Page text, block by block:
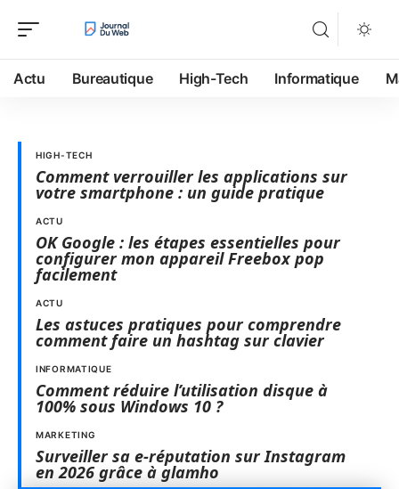
Actu Bureautique High-Tech Informatique
HIGH-TECH
Comment verrouiller les applications sur
votre smartphone : un guide pratique
ACTU
OK Google : les étapes essentielles pour
configurer mon appareil Freebox pop
facilement
ACTU
Les astuces pratiques pour comprendre
comment faire un hashtag sur clavier
INFORMATIQUE
Comment réduire l’utilisation disque à
100% sous Windows 10 ?
MARKETING
Surveiller sa e-réputation sur Instagram
en 2026 grâce à glamho